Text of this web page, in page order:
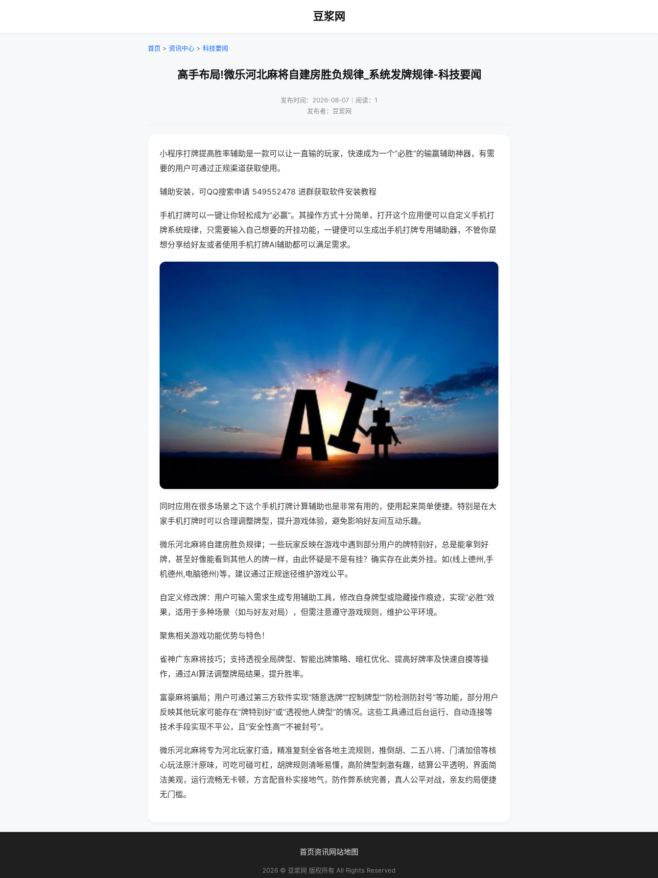
豆浆网
首页 > 资讯中心 > 科技要闻
高手布局!微乐河北麻将自建房胜负规律_系统发牌规律-科技要闻
发布时间：2026-08-07｜阅读：1
发布者：豆浆网
小程序打牌提高胜率辅助是一款可以让一直输的玩家，快速成为一个“必胜”的输赢辅助神器，有需
要的用户可通过正规渠道获取使用。
辅助安装，可QQ搜索申请 549552478 进群获取软件安装教程
手机打牌可以一键让你轻松成为“必赢”。其操作方式十分简单，打开这个应用便可以自定义手机打
牌系统规律，只需要输入自己想要的开挂功能，一键便可以生成出手机打牌专用辅助器，不管你是
想分享给好友或者使用手机打牌AI辅助都可以满足需求。
同时应用在很多场景之下这个手机打牌计算辅助也是非常有用的，使用起来简单便捷。特别是在大
家手机打牌时可以合理调整牌型，提升游戏体验，避免影响好友间互动乐趣。
微乐河北麻将自建房胜负规律；一些玩家反映在游戏中遇到部分用户的牌特别好，总是能拿到好
牌，甚至好像能看到其他人的牌一样，由此怀疑是不是有挂？确实存在此类外挂。如(线上德州,手
机德州,电脑德州)等，建议通过正规途径维护游戏公平。
自定义修改牌：用户可输入需求生成专用辅助工具，修改自身牌型或隐藏操作痕迹，实现“必胜”效
果，适用于多种场景（如与好友对局），但需注意遵守游戏规则，维护公平环境。
聚焦相关游戏功能优势与特色！
雀神广东麻将技巧；支持透视全局牌型、智能出牌策略、暗杠优化、提高好牌率及快速自摸等操
作，通过AI算法调整牌局结果，提升胜率。
富豪麻将骗局；用户可通过第三方软件实现“随意选牌”“控制牌型”“防检测防封号”等功能，部分用户
反映其他玩家可能存在“牌特别好”或“透视他人牌型”的情况。这些工具通过后台运行、自动连接等
技术手段实现不平公，且“安全性高”“不被封号”。
微乐河北麻将专为河北玩家打造，精准复刻全省各地主流规则，推倒胡、二五八将、门清加倍等核
心玩法原汁原味，可吃可碰可杠，胡牌规则清晰易懂，高阶牌型刺激有趣，结算公平透明，界面简
洁美观，运行流畅无卡顿，方言配音朴实接地气，防作弊系统完善，真人公平对战，亲友约局便捷
无门槛。
首页资讯网站地图
2026 © 豆浆网 版权所有 All Rights Reserved